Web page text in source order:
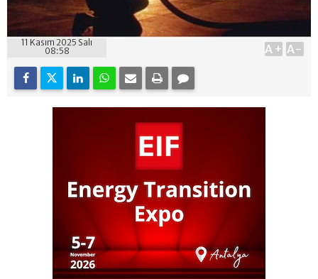
11 Kasım 2025 Salı
08:58
A+ A-